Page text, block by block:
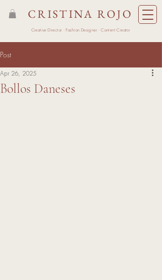
CRISTINA ROJO
Creative Director · Fashion Designer · Content Creator
Post
Bollos Daneses
Apr 26, 2025